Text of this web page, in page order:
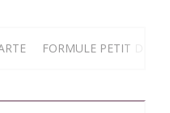
FORMULE PETIT